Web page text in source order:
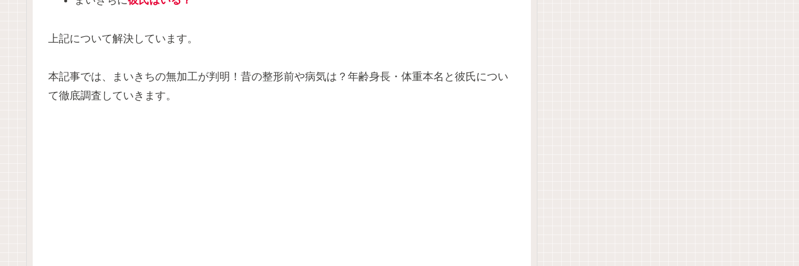
上記について解決しています。
本記事では、まいきちの無加工が判明！昔の整形前や病気は？年齢身長・体重本名と彼氏につい
て徹底調査していきます。